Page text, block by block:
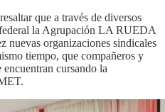
que a través de diversos
la Agrupación LA RUEDA
nuevas organizaciones sindicales
tiempo, que compañeros y
cursando la